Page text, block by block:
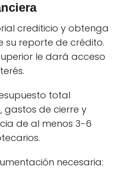
crediticio y obtenga
reporte de crédito.
le dará acceso
total
gastos de cierre y
de al menos 3-6
necesaria: